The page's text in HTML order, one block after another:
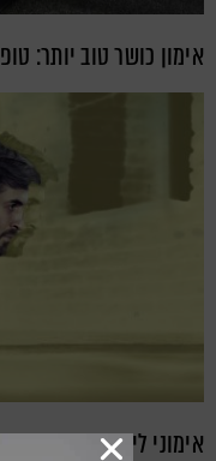
אימון כושר טוב יותר: טופ 5 הטיפים בשבילך
אימוני ליבה ויציבה: 3 תרגילים שכדאי לך לעשות בכל יום